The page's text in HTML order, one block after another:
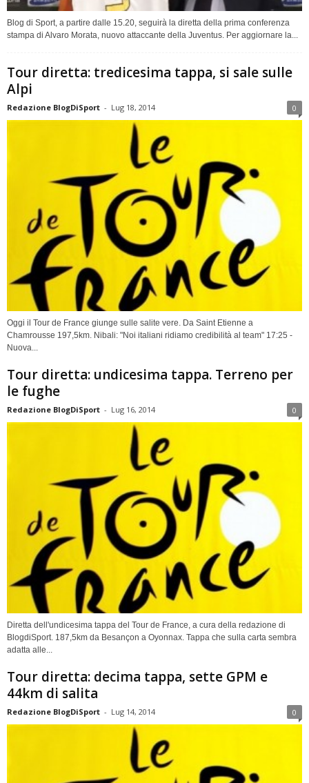
Blog di Sport, a partire dalle 15.20, seguirà la diretta della prima conferenza
stampa di Alvaro Morata, nuovo attaccante della Juventus. Per aggiornare la...
Tour diretta: tredicesima tappa, si sale sulle
Alpi
Redazione BlogDiSport - Lug 18, 2014 0
Oggi il Tour de France giunge sulle salite vere. Da Saint Etienne a
Chamrousse 197,5km. Nibali: "Noi italiani ridiamo credibilità al team" 17:25 -
Nuova...
Tour diretta: undicesima tappa. Terreno per
le fughe
Redazione BlogDiSport - Lug 16, 2014 0
Diretta dell'undicesima tappa del Tour de France, a cura della redazione di
BlogdiSport. 187,5km da Besançon a Oyonnax. Tappa che sulla carta sembra
adatta alle...
Tour diretta: decima tappa, sette GPM e
44km di salita
Redazione BlogDiSport - Lug 14, 2014 0